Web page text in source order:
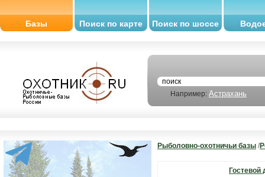
Базы Поиск по карте Поиск по шоссе
Например: Астрахань
Рыболовно-охотничьи базы /